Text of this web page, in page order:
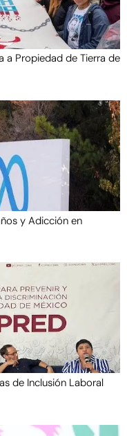
a Propiedad de Tierra de
y Adicción en
de Inclusión Laboral